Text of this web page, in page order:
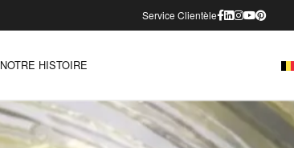
Service Clientèle
NOTRE HISTOIRE